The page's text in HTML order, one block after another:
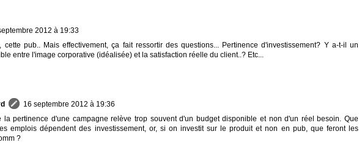
2012 à 19:33
cette pub.. Mais effectivement, ça fait ressortir des questions... Pertinence d'investissement? Y a-t-il un
entre l'image corporative (idéalisée) et la satisfaction réelle du client..? Etc...
16 septembre 2012 à 19:36
la pertinence d'une campagne relève trop souvent d'un budget disponible et non d'un réel besoin. Que
emplois dépendent des investissement, or, si on investit sur le produit et non en pub, que feront les
?